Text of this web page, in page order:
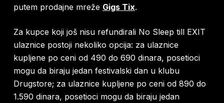
putem prodajne mreže Gigs Tix.
Za kupce koji još nisu refundirali No Sleep till EXIT
ulaznice postoji nekoliko opcija: za ulaznice
kupljene po ceni od 490 do 690 dinara, posetioci
mogu da biraju jedan festivalski dan u klubu
Drugstore; za ulaznice kupljene po ceni od 890 do
1.590 dinara, posetioci mogu da biraju jedan